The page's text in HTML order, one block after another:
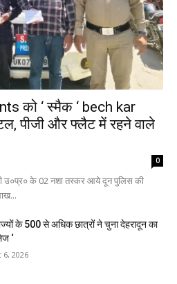
को ‘ स्मैक ‘ bech kar
पीजी और फ्लैट में रहने वाले
0
उ०प्र० के 02 नशा तस्कर आये दून पुलिस की
के 500 से अधिक छात्रों ने चुना देहरादून का
‘
6, 2026